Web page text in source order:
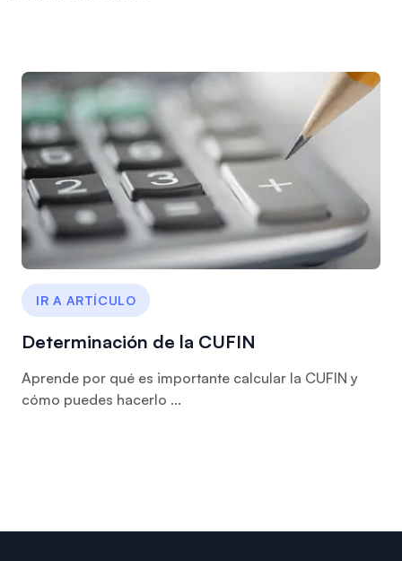
IR A ARTÍCULO
Determinación de la CUFIN
Aprende por qué es importante calcular la CUFIN y
cómo puedes hacerlo ...